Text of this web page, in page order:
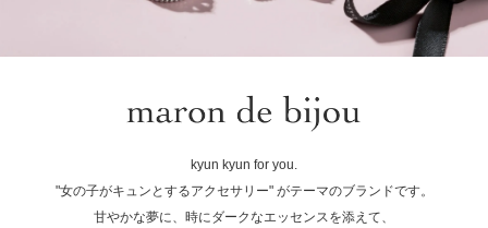
kyun kyun for you.
"女の子がキュンとするアクセサリー" がテーマのブランドです。
甘やかな夢に、時にダークなエッセンスを添えて、